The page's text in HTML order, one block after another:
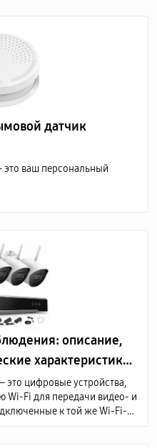
датчик
ваш персональный
описание,
характеристики,
цифровые устройства,
Wi-Fi для передачи видео- и
к той же Wi-Fi-